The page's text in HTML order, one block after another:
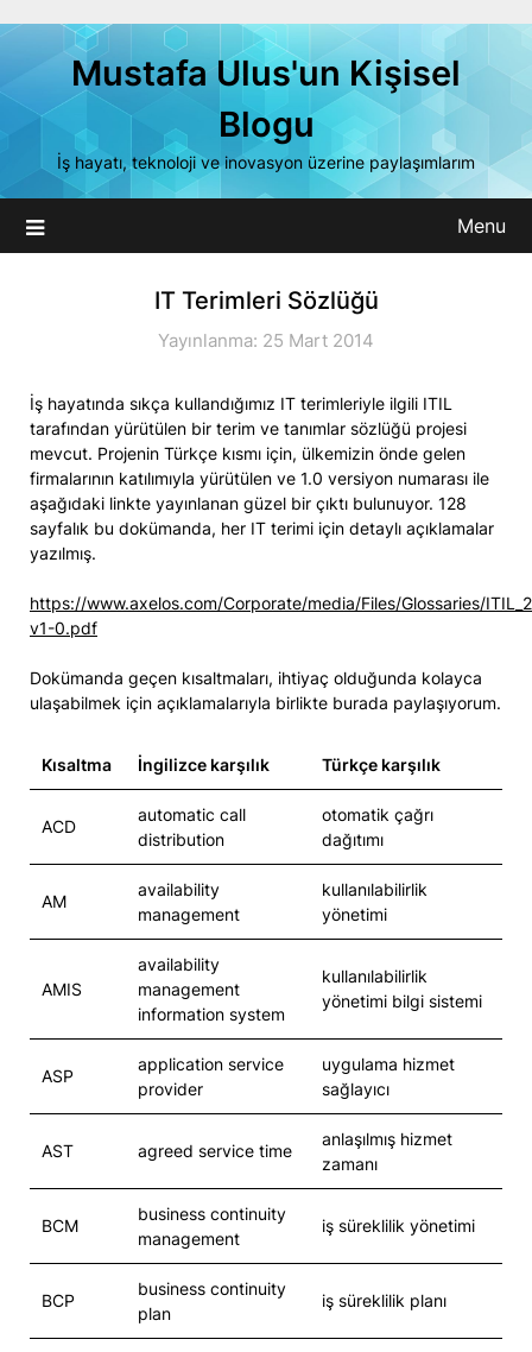
Mustafa Ulus'un Kişisel
Blogu
İş hayatı, teknoloji ve inovasyon üzerine paylaşımlarım
Menu
IT Terimleri Sözlüğü
Yayınlanma: 25 Mart 2014
İş hayatında sıkça kullandığımız IT terimleriyle ilgili ITIL
tarafından yürütülen bir terim ve tanımlar sözlüğü projesi
mevcut. Projenin Türkçe kısmı için, ülkemizin önde gelen
firmalarının katılımıyla yürütülen ve 1.0 versiyon numarası ile
aşağıdaki linkte yayınlanan güzel bir çıktı bulunuyor. 128
sayfalık bu dokümanda, her IT terimi için detaylı açıklamalar
yazılmış.
https://www.axelos.com/Corporate/media/Files/Glossaries/
v1-0.pdf
Dokümanda geçen kısaltmaları, ihtiyaç olduğunda kolayca
ulaşabilmek için açıklamalarıyla birlikte burada paylaşıyorum.
Kısaltma İngilizce karşılık Türkçe karşılık
ACD
automatic call
distribution
otomatik çağrı
dağıtımı
AM
availability
management
kullanılabilirlik
yönetimi
AMIS
availability
management
information system
kullanılabilirlik
yönetimi bilgi sistemi
ASP
application service
provider
uygulama hizmet
sağlayıcı
AST agreed service time
anlaşılmış hizmet
zamanı
BCM
business continuity
management
iş süreklilik yönetimi
BCP
business continuity
plan
iş süreklilik planı